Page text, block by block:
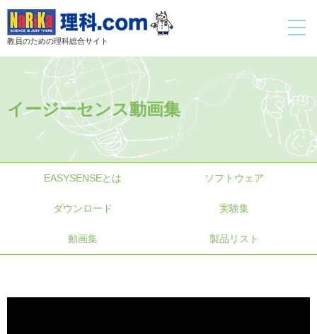
教員のための理科総合サイト
toggle
イージーセンス動画集
EASYSENSEとは ソフトウェア
ダウンロード 実験集
動画集 製品リスト